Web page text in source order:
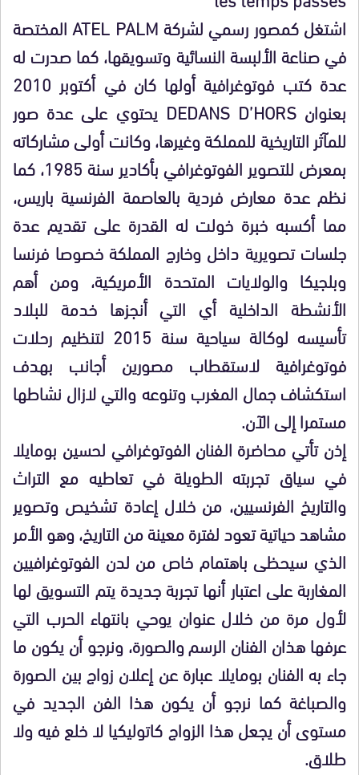
اشتغل كمصور رسمي لشركة ATEL PALM المختصة
في صناعة الألبسة النسائية وتسويقها، كما صدرت له
عدة كتب فوتوغرافية أولها كان في أكتوبر 2010
بعنوان DEDANS D’HORS يحتوي على عدة صور
للمآثر التاريخية للمملكة وغيرها، وكانت أولى مشاركاته
بمعرض للتصوير الفوتوغرافي بأكادير سنة 1985، كما
نظم عدة معارض فردية بالعاصمة الفرنسية باريس،
مما أكسبه خبرة خولت له القدرة على تقديم عدة
جلسات تصويرية داخل وخارج المملكة خصوصا فرنسا
وبلجيكا والولايات المتحدة الأمريكية، ومن أهم
الأنشطة الداخلية أي التي أنجزها خدمة للبلاد
تأسيسه لوكالة سياحية سنة 2015 لتنظيم رحلات
فوتوغرافية لاستقطاب مصورين أجانب بهدف
استكشاف جمال المغرب وتنوعه والتي لازال نشاطها
مستمرا إلى الآن.
إذن تأتي محاضرة الفنان الفوتوغرافي لحسين بومايلا
في سياق تجربته الطويلة في تعاطيه مع التراث
والتاريخ الفرنسيين، من خلال إعادة تشخيص وتصوير
مشاهد حياتية تعود لفترة معينة من التاريخ، وهو الأمر
الذي سيحظى باهتمام خاص من لدن الفوتوغرافيين
المغاربة على اعتبار أنها تجربة جديدة يتم التسويق لها
لأول مرة من خلال عنوان يوحي بانتهاء الحرب التي
عرفها هذان الفنان الرسم والصورة، ونرجو أن يكون ما
جاء به الفنان بومايلا عبارة عن إعلان زواج بين الصورة
والصباغة كما نرجو أن يكون هذا الفن الجديد في
مستوى أن يجعل هذا الزواج كاتوليكيا لا خلع فيه ولا
طلاق.